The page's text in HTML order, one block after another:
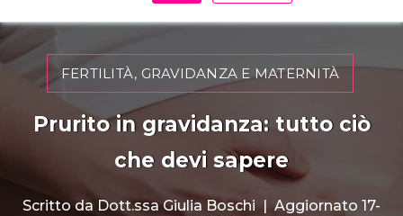
FERTILITÀ, GRAVIDANZA E MATERNITÀ
Prurito in gravidanza: tutto ciò
che devi sapere
Scritto da Dott.ssa Giulia Boschi |Aggiornato 17-